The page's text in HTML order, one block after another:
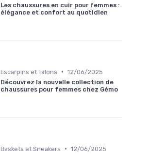
Les chaussures en cuir pour femmes :
élégance et confort au quotidien
Escarpins et Talons • 12/06/2025
Découvrez la nouvelle collection de
chaussures pour femmes chez Gémo
Baskets et Sneakers • 12/06/2025